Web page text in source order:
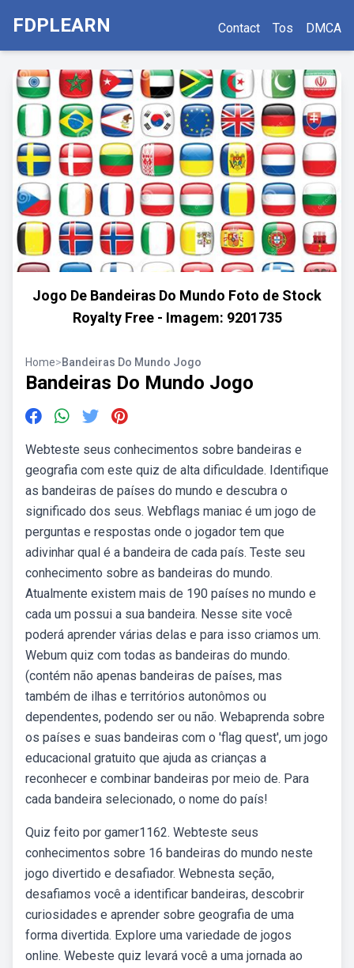
FDPLEARN Contact Tos DMCA
Jogo De Bandeiras Do Mundo Foto de Stock
Royalty Free - Imagem: 9201735
Home>Bandeiras Do Mundo Jogo
Bandeiras Do Mundo Jogo
Webteste seus conhecimentos sobre bandeiras e
geografia com este quiz de alta dificuldade. Identifique
as bandeiras de países do mundo e descubra o
significado dos seus. Webflags maniac é um jogo de
perguntas e respostas onde o jogador tem que
adivinhar qual é a bandeira de cada país. Teste seu
conhecimento sobre as bandeiras do mundo.
Atualmente existem mais de 190 países no mundo e
cada um possui a sua bandeira. Nesse site você
poderá aprender várias delas e para isso criamos um.
Webum quiz com todas as bandeiras do mundo.
(contém não apenas bandeiras de países, mas
também de ilhas e territórios autonômos ou
dependentes, podendo ser ou não. Webaprenda sobre
os países e suas bandeiras com o 'flag quest', um jogo
educacional gratuito que ajuda as crianças a
reconhecer e combinar bandeiras por meio de. Para
cada bandeira selecionado, o nome do país!
Quiz feito por gamer1162. Webteste seus
conhecimentos sobre 16 bandeiras do mundo neste
jogo divertido e desafiador. Webnesta seção,
desafiamos você a identificar bandeiras, descobrir
curiosidades e aprender sobre geografia de uma
forma divertida. Explore uma variedade de jogos
online. Webeste quiz levará você a uma jornada ao